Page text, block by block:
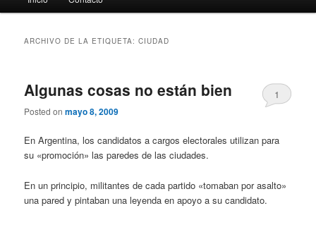
principal
ARCHIVO DE LA ETIQUETA:CIUDAD
Algunas cosas no están bien
Posted onmayo 8, 2009
1
En Argentina, los candidatos a cargos electorales utilizan para
su «promoción» las paredes de las ciudades.
En un principio, militantes de cada partido «tomaban por asalto»
una pared y pintaban una leyenda en apoyo a su candidato.